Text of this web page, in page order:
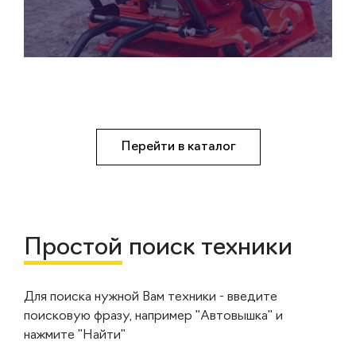
Перейти в каталог
Простой поиск техники
Для поиска нужной Вам техники - введите
поисковую фразу, например "Автовышка" и
нажмите "Найти"